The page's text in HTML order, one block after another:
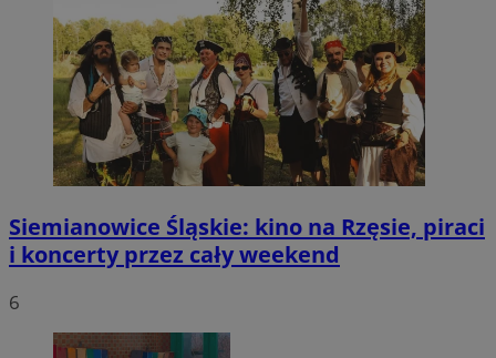
Siemianowice Śląskie: kino na Rzęsie, piraci
i koncerty przez cały weekend
6